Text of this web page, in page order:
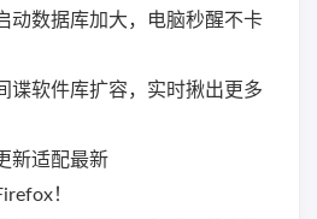
动数据库加大，电脑秒醒不卡
谍软件库扩容，实时揪出更多
新适配最新
！